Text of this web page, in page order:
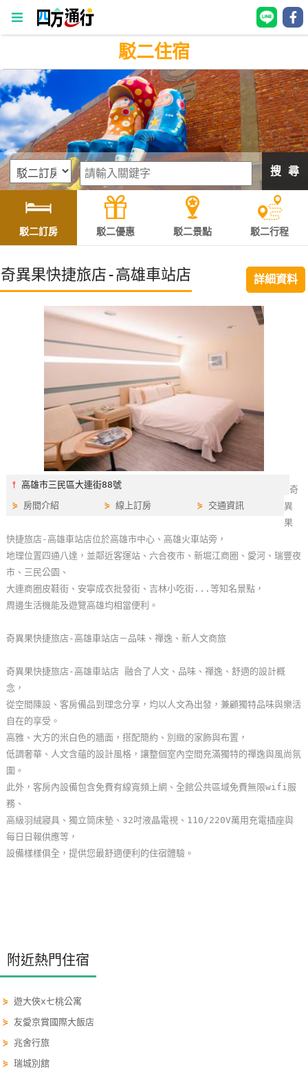
四
方
通
行
訂
房
灣
訂
房
直接跟飯店訂房HOT
紅
帶
你
玩
玩
地
顧
客
客
滿
意
管
理
會
員
戶
駁二住宿
搜 尋
駁二訂房 駁二優惠 駁二景點 駁二行程
奇異果快捷旅店-高雄車站店 詳細資料
⫯高雄市三民區大連街88號
⋟ 房間介紹 ⋟線上訂房 ⋟ 交通資訊
奇
異
果
快捷旅店-高雄車站店位於高雄市中心、高雄火車站旁，
地理位置四通八達，並鄰近客運站、六合夜市、新堀江商圈、愛河、瑞豐夜
市、三民公園、
大連商圈皮鞋街、安寧成衣批發街、吉林小吃街...等知名景點，
周邊生活機能及遊覽高雄均相當便利。
奇異果快捷旅店-高雄車站店－品味、禪逸、新人文商旅
奇異果快捷旅店-高雄車站店 融合了人文、品味、禪逸、舒適的設計概
念，
從空間陳設、客房備品到理念分享，均以人文為出發，兼顧獨特品味與樂活
自在的享受。
高雅、大方的米白色的牆面，搭配簡約、別緻的家飾與布置，
低調奢華、人文含蘊的設計風格，讓整個室內空間充滿獨特的禪逸與風尚氛
圍。
此外，客房內設備包含免費有線寬頻上網、全館公共區域免費無限wifi服
務、
高級羽絨寢具、獨立筒床墊、32吋液晶電視、110/220V萬用充電插座與
每日日報供應等，
設備樣樣俱全，提供您最舒適便利的住宿體驗。
附近熱門住宿
⋟遊大俠x七桃公寓
⋟ 友愛京賞國際大飯店
⋟兆舍行旅
⋟瑞城別舘